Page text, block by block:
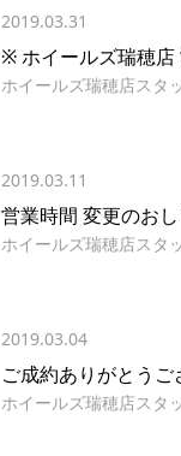
2019.03.31
※ ホイールズ瑞穂店
ホイールズ瑞穂店スタ
2019.03.11
営業時間 変更のお
ホイールズ瑞穂店スタ
2019.03.04
ホイールズ瑞穂店スタ